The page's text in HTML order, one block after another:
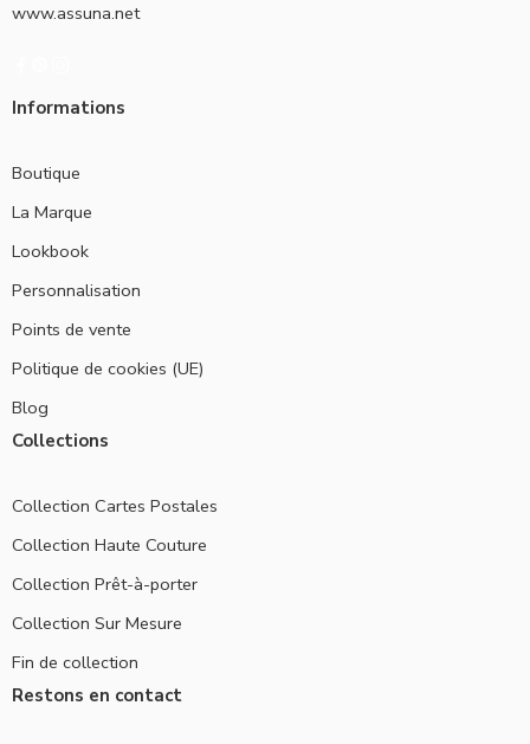
www.assuna.net
Informations
Boutique
La Marque
Lookbook
Personnalisation
Points de vente
Politique de cookies (UE)
Blog
Collections
Collection Cartes Postales
Collection Haute Couture
Collection Prêt-à-porter
Collection Sur Mesure
Fin de collection
Restons en contact